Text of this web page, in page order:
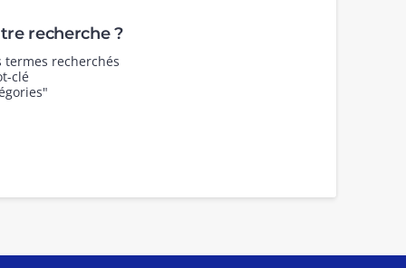
recherche ?
recherchés
clé